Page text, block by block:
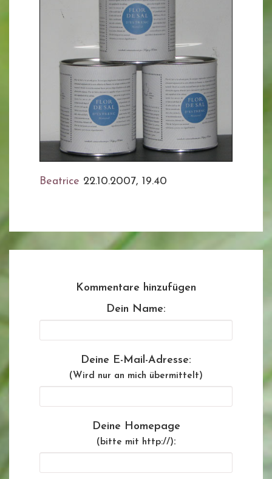
Beatrice 22.10.2007, 19.40
Kommentare hinzufügen
Dein Name:
Deine E-Mail-Adresse:
(Wird nur an mich übermittelt)
Deine Homepage
(bitte mit http://):